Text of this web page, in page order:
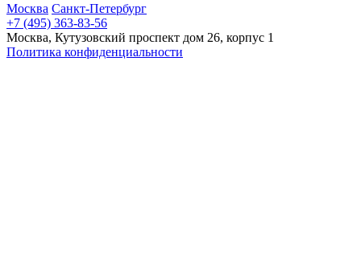
Москва Санкт-Петербург
+7 (495) 363-83-56
Москва, Кутузовский проспект дом 26, корпус 1
Политика конфиденциальности